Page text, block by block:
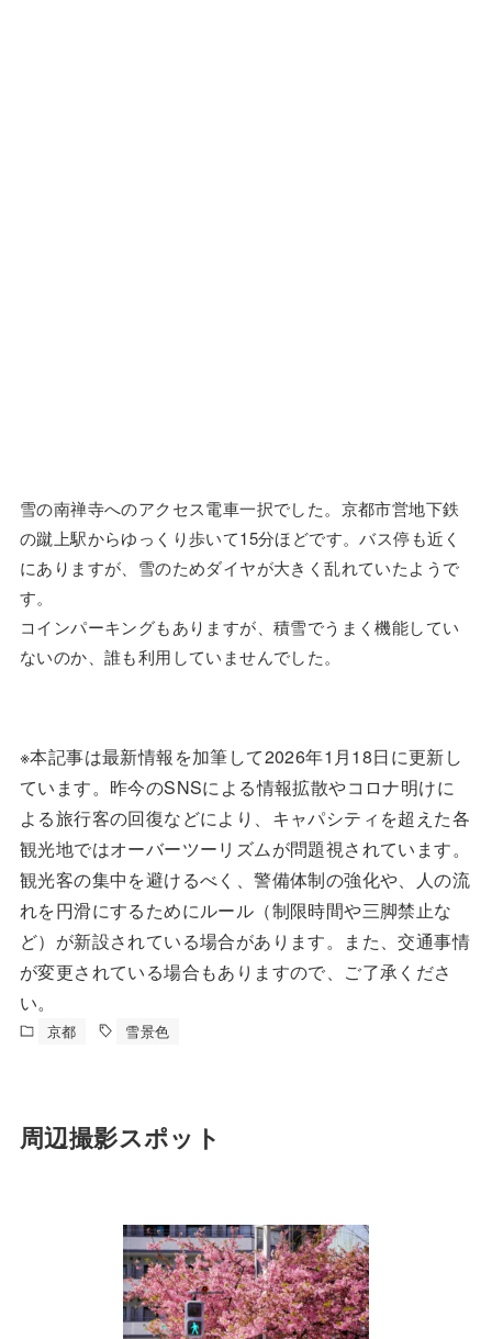
雪の南禅寺へのアクセス電車一択でした。京都市営地下鉄
の蹴上駅からゆっくり歩いて15分ほどです。バス停も近く
にありますが、雪のためダイヤが大きく乱れていたようで
す。
コインパーキングもありますが、積雪でうまく機能してい
ないのか、誰も利用していませんでした。
※本記事は最新情報を加筆して2026年1月18日に更新し
ています。昨今のSNSによる情報拡散やコロナ明けに
よる旅行客の回復などにより、キャパシティを超えた各
観光地ではオーバーツーリズムが問題視されています。
観光客の集中を避けるべく、警備体制の強化や、人の流
れを円滑にするためにルール（制限時間や三脚禁止な
ど）が新設されている場合があります。また、交通事情
が変更されている場合もありますので、ご了承くださ
い。
京都 雪景色
周辺撮影スポット